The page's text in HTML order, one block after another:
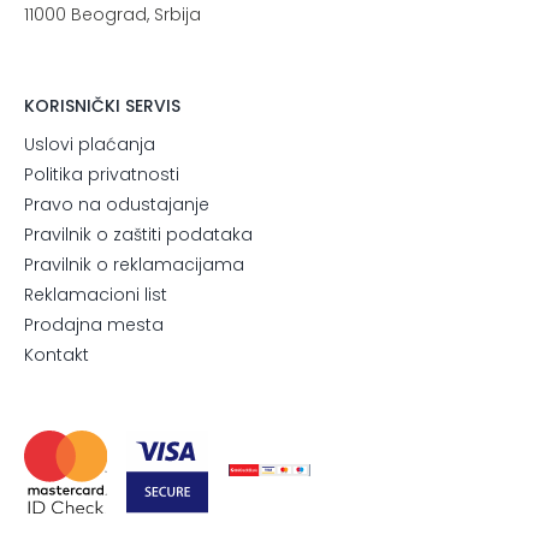
11000 Beograd, Srbija
KORISNIČKI SERVIS
Uslovi plaćanja
Politika privatnosti
Pravo na odustajanje
Pravilnik o zaštiti podataka
Pravilnik o reklamacijama
Reklamacioni list
Prodajna mesta
Kontakt